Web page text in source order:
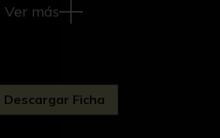
Ver más
Descargar Ficha